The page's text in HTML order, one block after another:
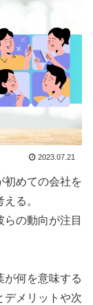
2023.07.21
初めての会社を
る。
の動向が注目
が何を意味する
デメリットや次